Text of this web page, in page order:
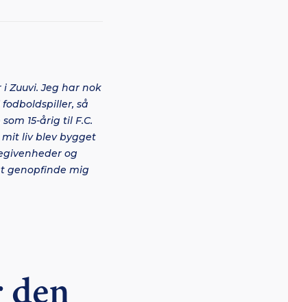
i Zuuvi. Jeg har nok
så
15-årig til F.C.
mit liv blev bygget
og
genopfinde mig
den